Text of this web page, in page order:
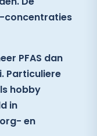
concentraties
PFAS dan
Particuliere
hobby
in
en